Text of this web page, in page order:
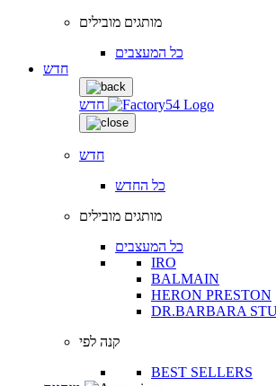
מותגים מובילים
כל המעצבים
חדש
חדש
חדש
כל החדש
מותגים מובילים
כל המעצבים
IRO
BALMAIN
HERON PRESTON
DR.BARBARA
קנה לפי
BEST SELLERS